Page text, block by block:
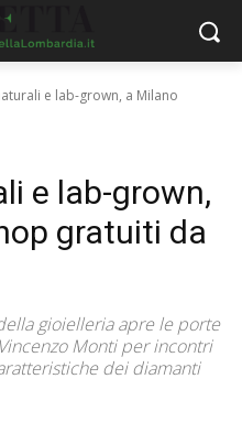
e lab-grown, a Milano
e lab-grown,
gratuiti da
gioielleria apre le porte
Monti per incontri
dei diamanti